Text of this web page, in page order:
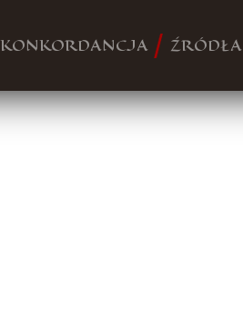
KONKORDANCJA ŹRÓDŁA